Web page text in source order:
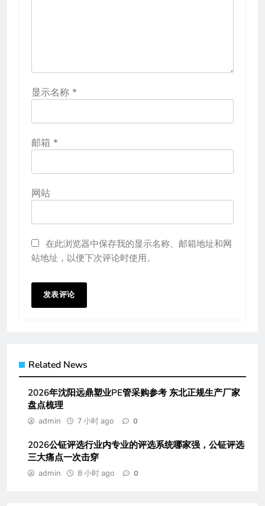
显示名称 *
邮箱 *
网站
在此浏览器中保存我的显示名称、邮箱地址和网
站地址，以便下次评论时使用。
Related News
2026年沈阳远鼎塑业PE管采购参考 东北正规生产厂家
盘点梳理
admin 7 小时 ago 0
2026公钲评选行业内专业的评选系统哪家强，公钲评选
三大痛点一次击穿
admin 8 小时 ago 0